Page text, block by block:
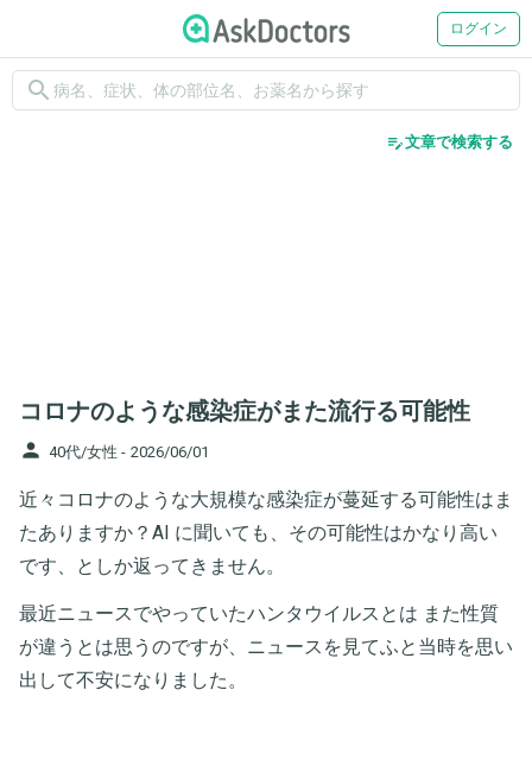
ログイン
search
edit_note文章で検索する
コロナのような感染症がまた流行る可能性
person 40代/女性 - 2026/06/01
近々コロナのような大規模な感染症が蔓延する可能性はま
たありますか？AI に聞いても、その可能性はかなり高い
です、としか返ってきません。
最近ニュースでやっていたハンタウイルスとは また性質
が違うとは思うのですが、ニュースを見てふと当時を思い
出して不安になりました。